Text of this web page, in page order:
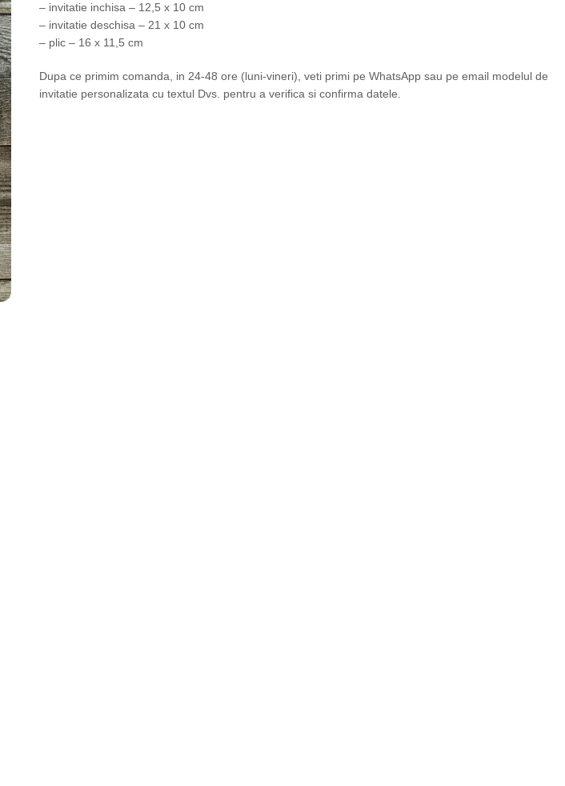
– invitatie inchisa – 12,5 x 10 cm
– invitatie deschisa – 21 x 10 cm
– plic – 16 x 11,5 cm
Dupa ce primim comanda, in 24-48 ore (luni-vineri), veti primi pe WhatsApp sau pe email modelul de
invitatie personalizata cu textul Dvs. pentru a verifica si confirma datele.